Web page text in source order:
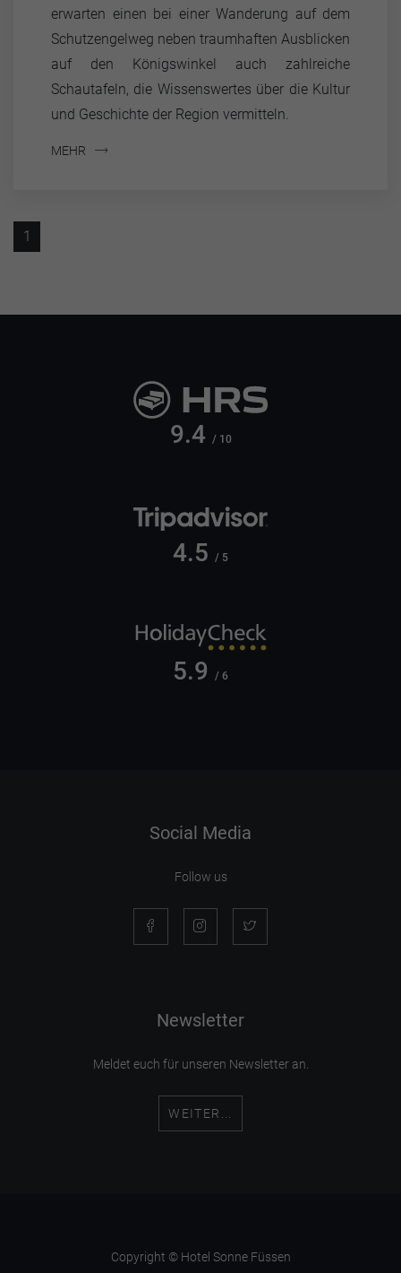
erwarten einen bei einer Wanderung auf dem
Schutzengelweg neben traumhaften Ausblicken
auf den Königswinkel auch zahlreiche
Schautafeln, die Wissenswertes über die Kultur
und Geschichte der Region vermitteln.
MEHR
1
9.4 / 10
4.5 / 5
5.9 / 6
Social Media
Follow us
Newsletter
Meldet euch für unseren Newsletter an.
WEITER...
Copyright © Hotel Sonne Füssen